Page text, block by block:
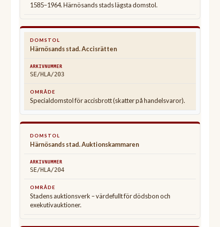
1585–1964. Härnösands stads lägsta domstol.
Härnösands stad. Accisrätten
SE/HLA/203
Specialdomstol för accisbrott (skatter på handelsvaror).
Härnösands stad. Auktionskammaren
SE/HLA/204
Stadens auktionsverk – värdefullt för dödsbon och
exekutivauktioner.